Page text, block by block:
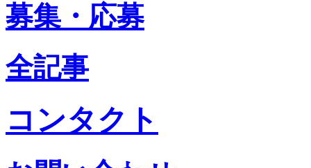
募集・応募
全記事
コンタクト